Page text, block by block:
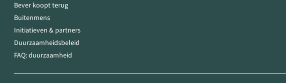
Bever koopt terug
Buitenmens
Initiatieven & partners
Duurzaamheidsbeleid
FAQ: duurzaamheid